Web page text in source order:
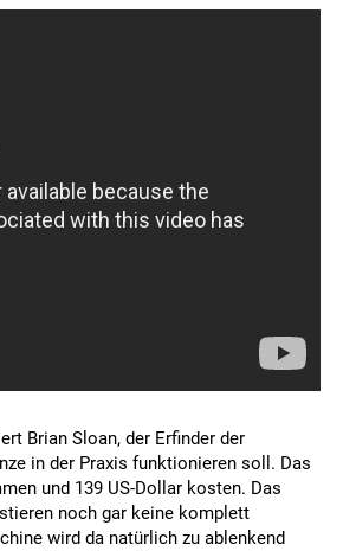
Brian Sloan, der Erfinder der
in der Praxis funktionieren soll. Das
und 139 US-Dollar kosten. Das
noch gar keine komplett
wird da natürlich zu ablenkend